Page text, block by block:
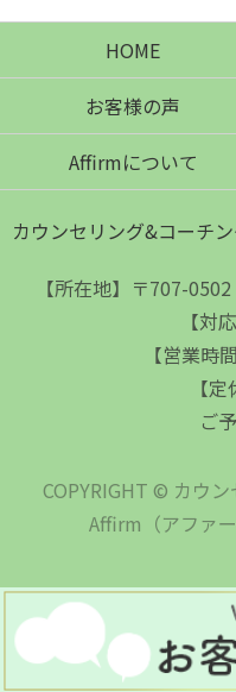
HOME
お客様の声
Affirmについて
カウンセリング&コーチ
【所在地】〒707-
【対
【営業時
【
ご
COPYRIGHT © カウ
Affirm（アファ